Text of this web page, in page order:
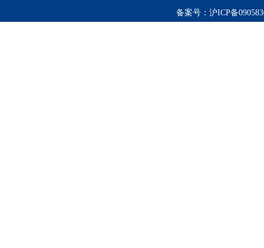
备案号： 沪ICP备